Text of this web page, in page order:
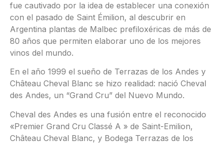
fue cautivado por la idea de establecer una conexión
con el pasado de Saint Émilion, al descubrir en
Argentina plantas de Malbec prefiloxéricas de más de
80 años que permiten elaborar uno de los mejores
vinos del mundo.
En el año 1999 el sueño de Terrazas de los Andes y
Château Cheval Blanc se hizo realidad: nació Cheval
des Andes, un “Grand Cru” del Nuevo Mundo.
Cheval des Andes es una fusión entre el reconocido
«Premier Grand Cru Classé A » de Saint-Emilion,
Château Cheval Blanc, y Bodega Terrazas de los